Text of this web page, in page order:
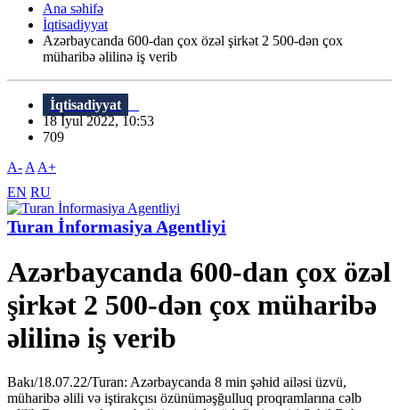
Ana səhifə
İqtisadiyyat
Azərbaycanda 600-dan çox özəl şirkət 2 500-dən çox
müharibə əlilinə iş verib
İqtisadiyyat
18 İyul 2022, 10:53
709
A- A A+
EN RU
Turan İnformasiya Agentliyi
Azərbaycanda 600-dan çox özəl
şirkət 2 500-dən çox müharibə
əlilinə iş verib
Bakı/18.07.22/Turan: Azərbaycanda 8 min şəhid ailəsi üzvü,
müharibə əlili və iştirakçısı özünüməşğulluq proqramlarına cəlb